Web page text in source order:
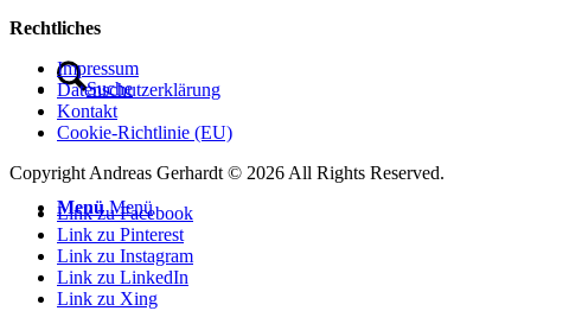
Suche
Menü Menü
Rechtliches
Impressum
Datenschutzerklärung
Kontakt
Cookie-Richtlinie (EU)
Copyright Andreas Gerhardt © 2026 All Rights Reserved.
Link zu Facebook
Link zu Pinterest
Link zu Instagram
Link zu LinkedIn
Link zu Xing